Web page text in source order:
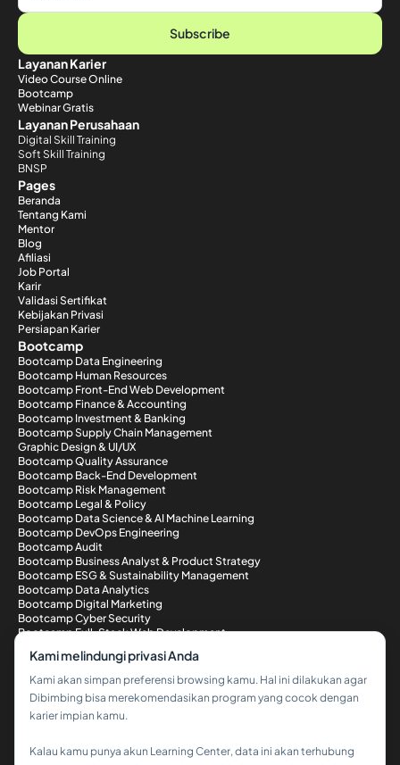
Subscribe
Layanan Karier
Video Course Online
Bootcamp
Webinar Gratis
Layanan Perusahaan
Digital Skill Training
Soft Skill Training
BNSP
Pages
Beranda
Tentang Kami
Mentor
Blog
Afiliasi
Job Portal
Karir
Validasi Sertifikat
Kebijakan Privasi
Persiapan Karier
Bootcamp
Bootcamp Data Engineering
Bootcamp Human Resources
Bootcamp Front-End Web Development
Bootcamp Finance & Accounting
Bootcamp Investment & Banking
Bootcamp Supply Chain Management
Graphic Design & UI/UX
Bootcamp Quality Assurance
Bootcamp Back-End Development
Bootcamp Risk Management
Bootcamp Legal & Policy
Bootcamp Data Science & AI Machine Learning
Bootcamp DevOps Engineering
Bootcamp Audit
Bootcamp Business Analyst & Product Strategy
Bootcamp ESG & Sustainability Management
Bootcamp Data Analytics
Bootcamp Digital Marketing
Bootcamp Cyber Security
Bootcamp Full-Stack Web Development
Metode Pembayaran
Kami melindungi privasi Anda
Kami akan simpan preferensi browsing kamu. Hal ini dilakukan agar
Dibimbing bisa merekomendasikan program yang cocok dengan
karier impian kamu.
Kalau kamu punya akun Learning Center, data ini akan terhubung